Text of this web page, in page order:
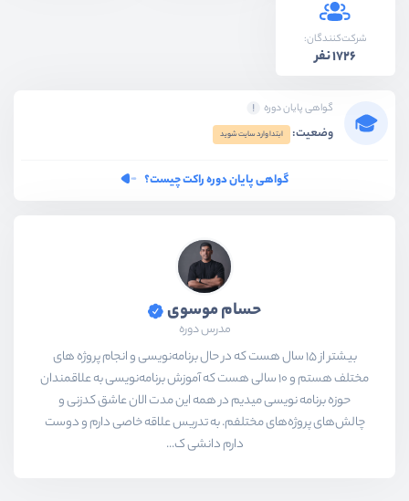
شرکت‌کنندگان:
1726 نفر
گواهی پایان دوره
وضعیت: ابتدا وارد سایت شوید
گواهی پایان دوره راکت چیست؟
حسام موسوی
مدرس دوره
بیشتر از ۱۵ سال هست که در حال برنامه‌نویسی و انجام پروژه های
مختلف هستم و ۱۰ سالی هست که آموزش برنامه‌نویسی به علاقمندان
حوزه برنامه نویسی میدیم در همه این مدت الان عاشق کدزنی و
چالش‌های پروژه‌های مختلفم. به تدریس علاقه خاصی دارم و دوست
دارم دانشی ک...